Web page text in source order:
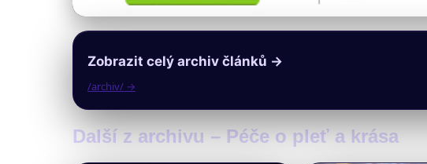
Zobrazit celý archiv článků →
/archiv/ →
Další z archivu – Péče o pleť a krása